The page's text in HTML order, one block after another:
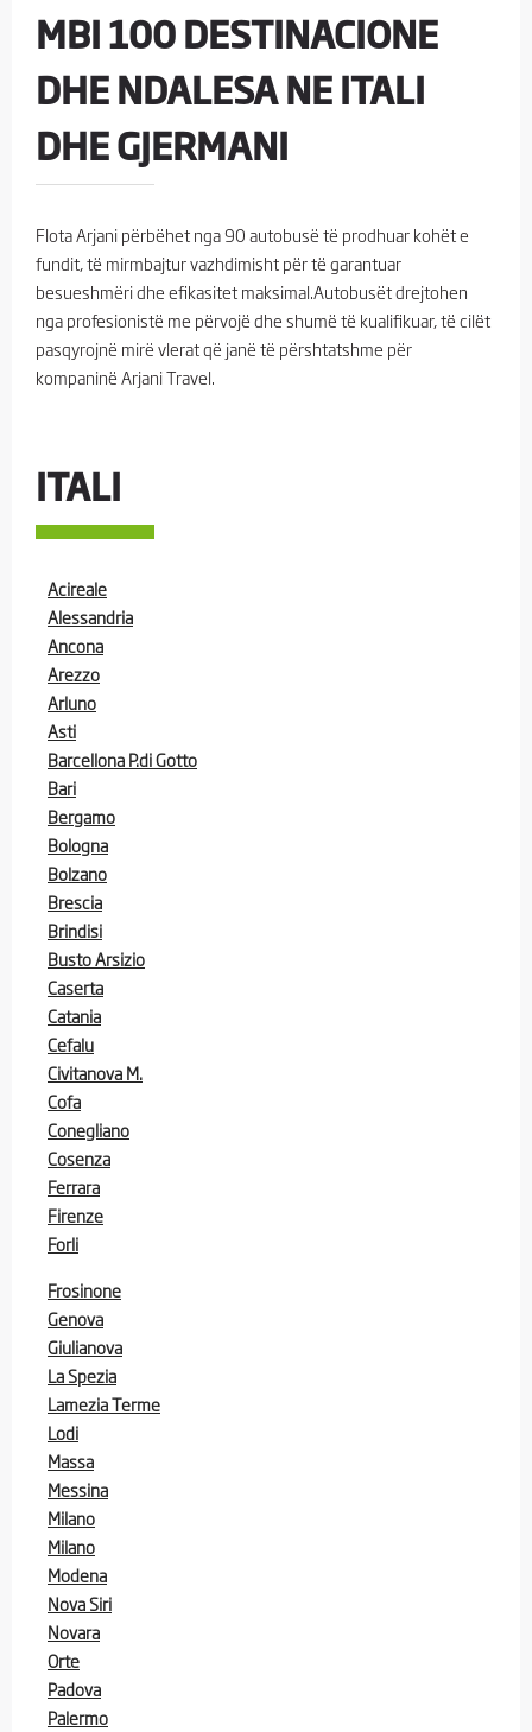
MBI 100 DESTINACIONE
DHE NDALESA NE ITALI
DHE GJERMANI
Flota Arjani përbëhet nga 90 autobusë të prodhuar kohët e
fundit, të mirmbajtur vazhdimisht për të garantuar
besueshmëri dhe efikasitet maksimal.Autobusët drejtohen
nga profesionistë me përvojë dhe shumë të kualifikuar, të cilët
pasqyrojnë mirë vlerat që janë të përshtatshme për
kompaninë Arjani Travel.
ITALI
Acireale
Alessandria
Ancona
Arezzo
Arluno
Asti
Barcellona P.di Gotto
Bari
Bergamo
Bologna
Bolzano
Brescia
Brindisi
Busto Arsizio
Caserta
Catania
Cefalu
Civitanova M.
Cofa
Conegliano
Cosenza
Ferrara
Firenze
Forli
Frosinone
Genova
Giulianova
La Spezia
Lamezia Terme
Lodi
Massa
Messina
Milano
Milano
Modena
Nova Siri
Novara
Orte
Padova
Palermo